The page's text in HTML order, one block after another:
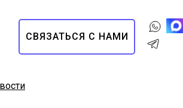
СВЯЗАТЬСЯ С НАМИ